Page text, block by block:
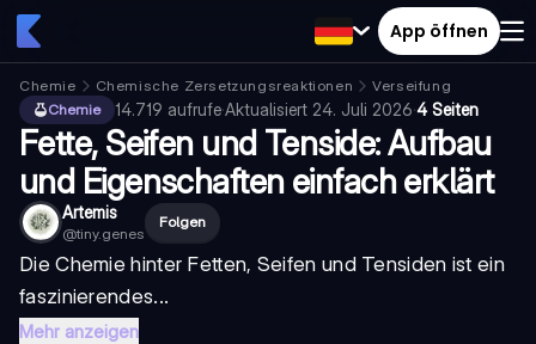
App öffnen
Chemie Chemische Zersetzungsreaktionen
Verseifung
Chemie
14.719 aufrufe·Aktualisiert 24. Juli 2026·4 Seiten
Fette, Seifen und Tenside: Aufbau
und Eigenschaften einfach erklärt
Artemis
@tiny.genes
Folgen
Die Chemie hinter Fetten, Seifen und Tensiden ist ein
faszinierendes...
Mehr anzeigen